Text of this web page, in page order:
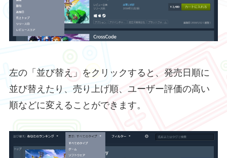
左の「並び替え」をクリックすると、発売日順に
並び替えたり、売り上げ順、ユーザー評価の高い
順などに変えることができます。